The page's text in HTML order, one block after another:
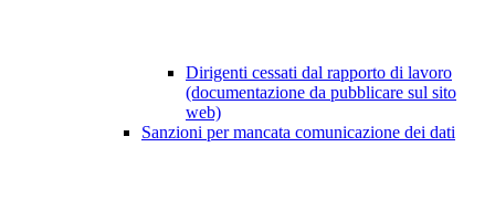
Dirigenti cessati dal rapporto di lavoro
(documentazione da pubblicare sul sito
web)
Sanzioni per mancata comunicazione dei dati